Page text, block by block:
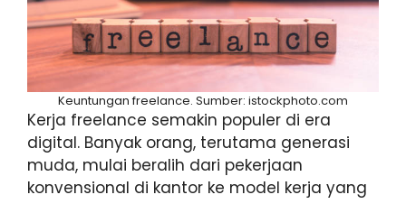
Keuntungan freelance. Sumber: istockphoto.com
Kerja freelance semakin populer di era
digital. Banyak orang, terutama generasi
muda, mulai beralih dari pekerjaan
konvensional di kantor ke model kerja yang